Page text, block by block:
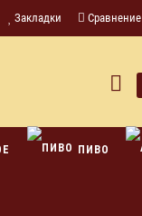
Закладки Сравнение
ПИВО